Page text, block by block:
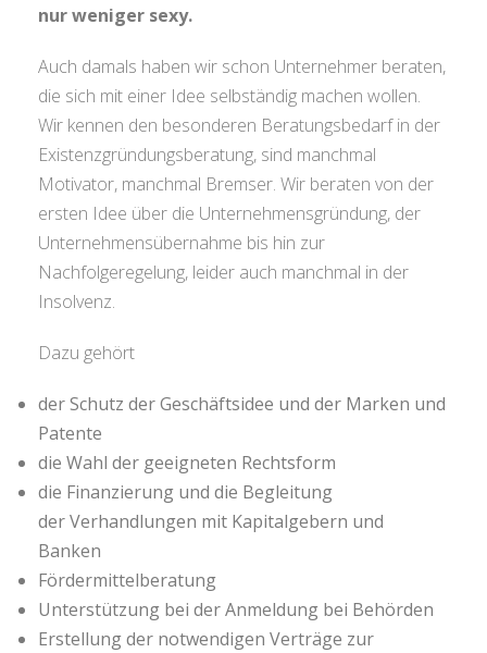
nur weniger sexy.
Auch damals haben wir schon Unternehmer beraten,
die sich mit einer Idee selbständig machen wollen.
Wir kennen den besonderen Beratungsbedarf in der
Existenzgründungsberatung, sind manchmal
Motivator, manchmal Bremser. Wir beraten von der
ersten Idee über die Unternehmensgründung, der
Unternehmensübernahme bis hin zur
Nachfolgeregelung, leider auch manchmal in der
Insolvenz.
Dazu gehört
der Schutz der Geschäftsidee und der Marken und
Patente
die Wahl der geeigneten Rechtsform
die Finanzierung und die Begleitung
der Verhandlungen mit Kapitalgebern und
Banken
Fördermittelberatung
Unterstützung bei der Anmeldung bei Behörden
Erstellung der notwendigen Verträge zur